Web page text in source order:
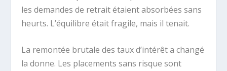
les demandes de retrait étaient absorbées sans
heurts. L’équilibre était fragile, mais il tenait.
La remontée brutale des taux d’intérêt a changé
la donne. Les placements sans risque sont